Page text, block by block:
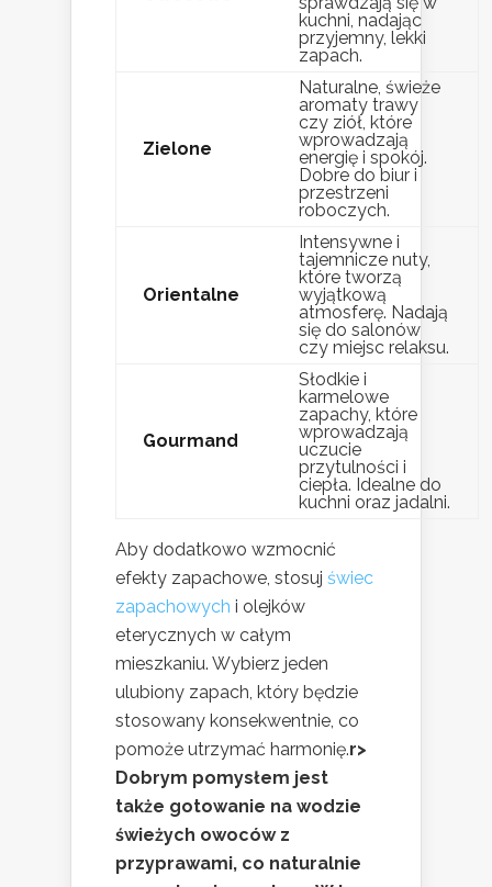
kuchni, nadając
przyjemny, lekki
zapach.
Zielone
Naturalne, świeże
aromaty trawy
czy ziół, które
wprowadzają
energię i spokój.
Dobre do biur i
przestrzeni
roboczych.
Orientalne
Intensywne i
tajemnicze nuty,
które tworzą
wyjątkową
atmosferę. Nadają
się do salonów
czy miejsc relaksu.
Gourmand
Słodkie i
karmelowe
zapachy, które
wprowadzają
uczucie
przytulności i
ciepła. Idealne do
kuchni oraz jadalni.
Aby dodatkowo wzmocnić
efekty zapachowe, stosuj świec
zapachowych i olejków
eterycznych w całym
mieszkaniu. Wybierz jeden
ulubiony zapach, który będzie
stosowany konsekwentnie, co
pomoże utrzymać harmonię.r>
Dobrym pomysłem jest
także gotowanie na wodzie
świeżych owoców z
przyprawami, co naturalnie